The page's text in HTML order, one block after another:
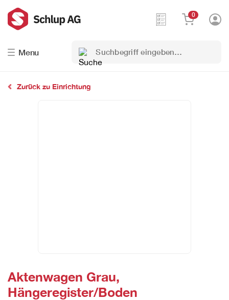
Menu
Suchbegriff
eingeben…
0
Zurück zu Einrichtung
Aktenwagen Grau,
Hängeregister/Boden